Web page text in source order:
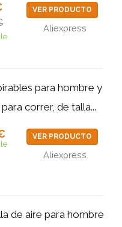
VER PRODUCTO
Aliexpress
para hombre y
correr, de talla...
VER PRODUCTO
Aliexpress
de aire para hombre